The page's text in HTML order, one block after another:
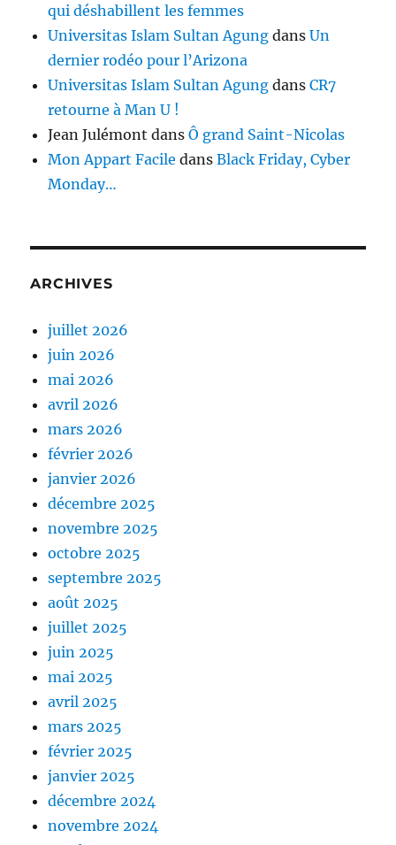
qui déshabillent les femmes
Universitas Islam Sultan Agung dansUn
dernier rodéo pour l’Arizona
Universitas Islam Sultan Agung dansCR7
retourne à Man U !
Jean Julémont dansÔ grand Saint-Nicolas
Mon Appart Facile dansBlack Friday, Cyber
Monday…
ARCHIVES
juillet 2026
juin 2026
mai 2026
avril 2026
mars 2026
février 2026
janvier 2026
décembre 2025
novembre 2025
octobre 2025
septembre 2025
août 2025
juillet 2025
juin 2025
mai 2025
avril 2025
mars 2025
février 2025
janvier 2025
décembre 2024
novembre 2024